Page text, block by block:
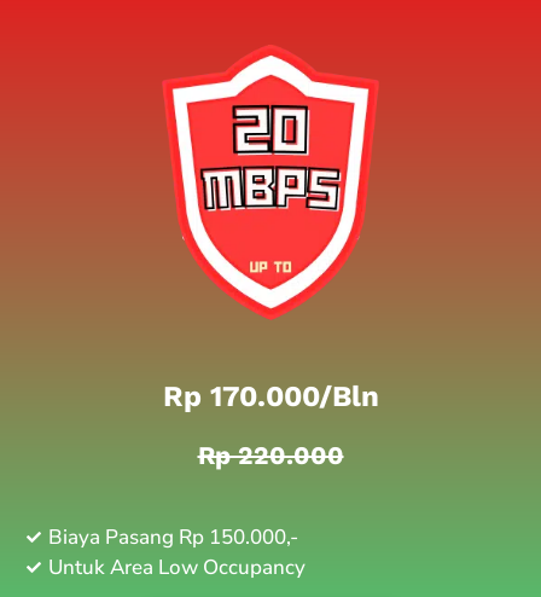
Rp 170.000/bln
Rp 220.000
Biaya Pasang Rp 150.000,-
Untuk Area Low Occupancy